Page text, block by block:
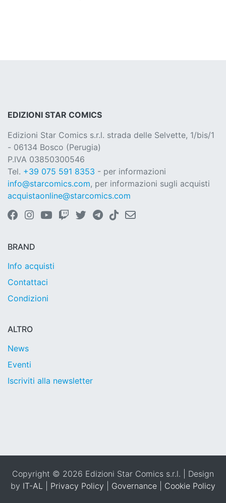
EDIZIONI STAR COMICS
Edizioni Star Comics s.r.l. strada delle Selvette, 1/bis/1
- 06134 Bosco (Perugia)
P.IVA 03850300546
Tel. +39 075 591 8353 - per informazioni
info@starcomics.com, per informazioni sugli acquisti
acquistaonline@starcomics.com
BRAND
Info acquisti
Contattaci
Condizioni
ALTRO
News
Eventi
Iscriviti alla newsletter
Copyright © 2026 Edizioni Star Comics s.r.l. | Design
by IT-AL Privacy Policy Governance Cookie Policy